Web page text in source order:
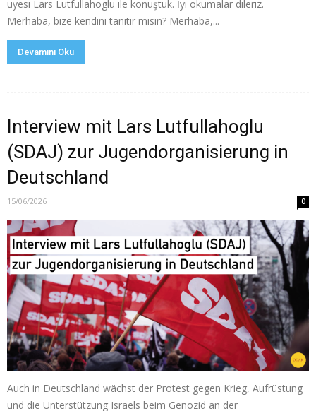
üyesi Lars Lutfullahoglu ile konuştuk. İyi okumalar dileriz.
Merhaba, bize kendini tanıtır mısın? Merhaba,...
Devamını Oku
Interview mit Lars Lutfullahoglu
(SDAJ) zur Jugendorganisierung in
Deutschland
15/06/2026 0
Auch in Deutschland wächst der Protest gegen Krieg, Aufrüstung
und die Unterstützung Israels beim Genozid an der